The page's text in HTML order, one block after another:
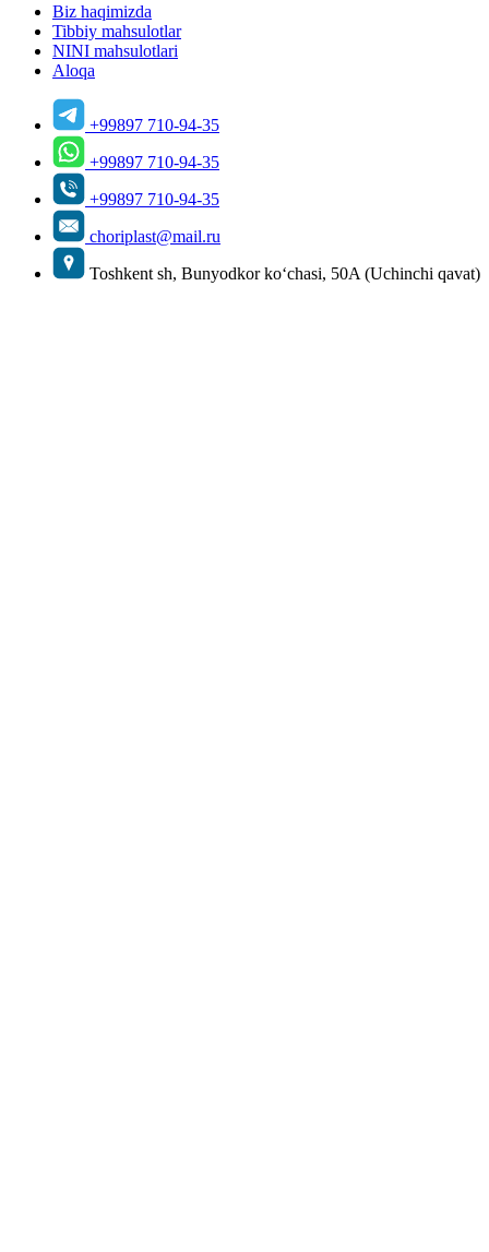
Biz haqimizda
Tibbiy mahsulotlar
NINI mahsulotlari
Aloqa
+99897 710-94-35
+99897 710-94-35
+99897 710-94-35
choriplast@mail.ru
Toshkent sh, Bunyodkor ko‘chasi, 50A (Uchinchi qavat)